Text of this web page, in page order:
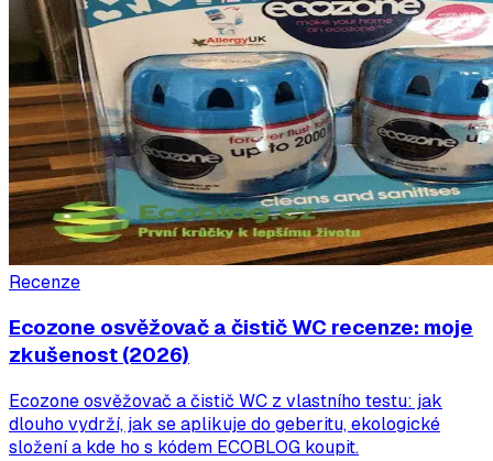
Recenze
Ecozone osvěžovač a čistič WC recenze: moje
zkušenost (2026)
Ecozone osvěžovač a čistič WC z vlastního testu: jak
dlouho vydrží, jak se aplikuje do geberitu, ekologické
složení a kde ho s kódem ECOBLOG koupit.